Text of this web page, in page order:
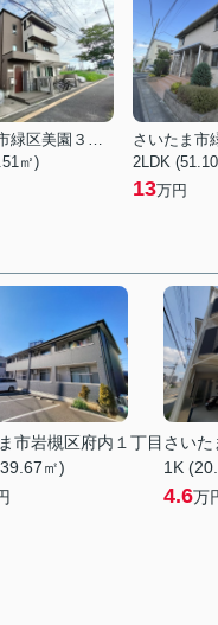
さいたま市緑区美園３丁目
㎡)
2LDK
13万円
市岩槻区府内１丁目
㎡)
さいた
1K
4.6万